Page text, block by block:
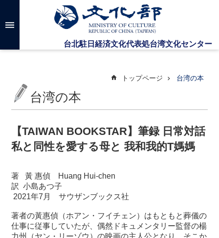
メインのコンテンツブロックにジャンプします
高
検
台
セ
ー
に
つ
て
トップページ 台湾の本
台湾の本
【TAIWAN BOOKSTAR】筆録 日常対話
私と同性を愛する母と 我和我的T媽媽
著 黃 惠偵 Huang Hui-chen
訳 小島あつ子
2021年7 月 サウザンブックス社
著者の黃惠偵（ホアン・フイチェン）はもともと葬儀の
仕事に従事していたが、偶然ドキュメンタリー監督の楊
力州（ヤン・リーゾウ）の映画の主人公となり、そこか